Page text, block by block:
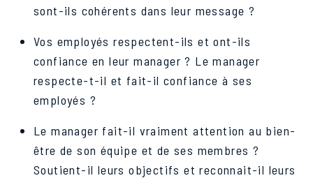
sont-ils cohérents dans leur message ?
Vos employés respectent-ils et ont-ils
confiance en leur manager ? Le manager
respecte-t-il et fait-il confiance à ses
employés ?
Le manager fait-il vraiment attention au bien-
être de son équipe et de ses membres ?
Soutient-il leurs objectifs et reconnait-il leurs